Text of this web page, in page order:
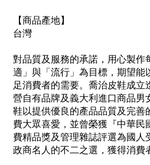
【商品產地】
台灣
對品質及服務的承諾，用心製作
適」與「流行」為目標，期望能
足消費者的需要。喬治皮鞋成
營自有品牌及義大利進口商品男
鞋以提供優良的產品品質及完善
費大眾喜愛，並曾榮獲『中華民
費精品獎及管理雜誌評選為國人
政商名人的不二之選，獲得消費